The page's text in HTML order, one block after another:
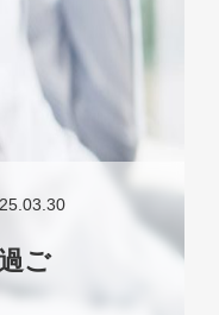
ご